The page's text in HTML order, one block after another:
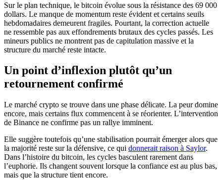
Sur le plan technique, le bitcoin évolue sous la résistance des 69 000
dollars. Le manque de momentum reste évident et certains seuils
hebdomadaires demeurent fragiles. Pourtant, la correction actuelle
ne ressemble pas aux effondrements brutaux des cycles passés. Les
mineurs publics ne montrent pas de capitulation massive et la
structure du marché reste intacte.
Un point d’inflexion plutôt qu’un
retournement confirmé
Le marché crypto se trouve dans une phase délicate. La peur domine
encore, mais certains flux commencent à se réorienter. L’intervention
de Binance ne confirme pas un rallye imminent.
Elle suggère toutefois qu’une stabilisation pourrait émerger alors que
la majorité reste sur la défensive, ce qui donnerait raison à Saylor.
Dans l’histoire du bitcoin, les cycles basculent rarement dans
l’euphorie. Ils changent souvent lorsque la confiance est au plus bas,
mais que la structure tient encore.